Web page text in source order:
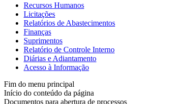
Recursos Humanos
Licitações
Relatórios de Abastecimentos
Finanças
Suprimentos
Relatório de Controle Interno
Diárias e Adiantamento
Acesso à Informação
Fim do menu principal
Início do conteúdo da página
Documentos para abertura de processos